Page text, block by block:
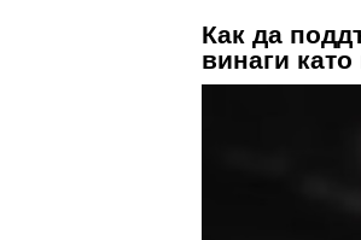
Как да
винаги